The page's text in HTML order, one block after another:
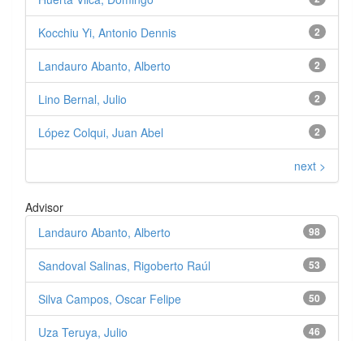
2
Kocchiu Yi, Antonio Dennis
2
Landauro Abanto, Alberto
2
Lino Bernal, Julio
2
López Colqui, Juan Abel
next >
Advisor
98
Landauro Abanto, Alberto
53
Sandoval Salinas, Rigoberto Raúl
50
Silva Campos, Oscar Felipe
46
Uza Teruya, Julio